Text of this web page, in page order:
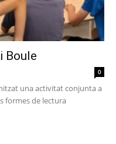
Boule
0
una activitat conjunta a
formes de lectura